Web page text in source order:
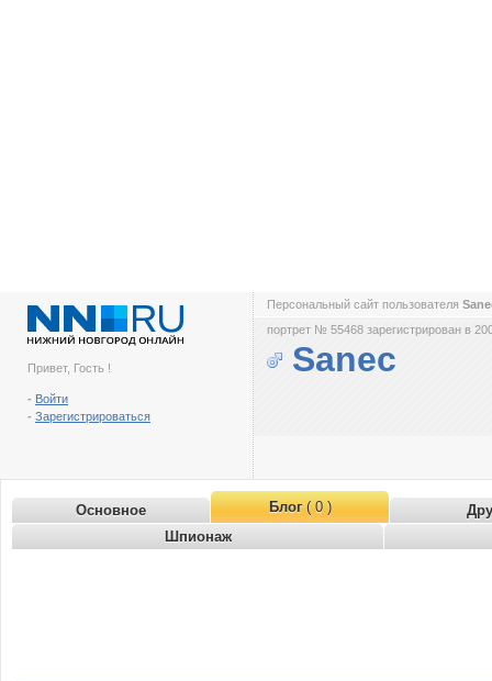
Привет, Гость !
- Войти
- Зарегистрироваться
Персональный сайт пользователя
портрет № 55468 зарегистрирован в
Sanec
Основное Блог( 0 )
Шпионаж